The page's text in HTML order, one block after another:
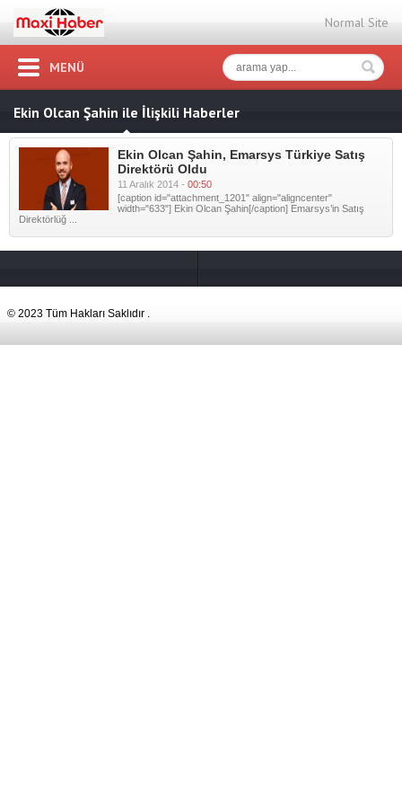
Normal Site
MENÜ
Ekin Olcan Şahin ile İlişkili Haberler
Ekin Olcan Şahin, Emarsys Türkiye Satış
Direktörü Oldu
11 Aralık 2014 - 00:50
[caption id="attachment_1201" align="aligncenter"
width="633"] Ekin Olcan Şahin[/caption] Emarsys’in Satış
Direktörlüğ ...
© 2023 Tüm Hakları Saklıdır .